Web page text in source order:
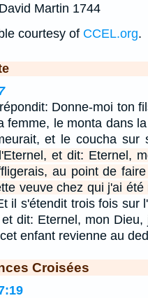
Martin 1744
courtesy of CCEL.org.
Donne-moi ton
femme, le monta dans
et le coucha sur
et dit: Eternel,
au point de
veuve chez qui j'ai été
il s'étendit trois fois sur
dit: Eternel, mon
enfant revienne au
Croisées